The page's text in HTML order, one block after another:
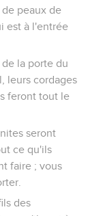
peaux de
est à l'entrée
la porte du
leurs cordages
feront tout le
seront
ce qu'ils
faire ; vous
des